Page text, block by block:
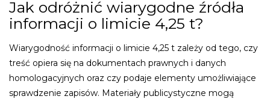
Jak odróżnić wiarygodne źródła
informacji o limicie 4,25 t?
Wiarygodność informacji o limicie 4,25 t zależy od tego, czy
treść opiera się na dokumentach prawnych i danych
homologacyjnych oraz czy podaje elementy umożliwiające
sprawdzenie zapisów. Materiały publicystyczne mogą